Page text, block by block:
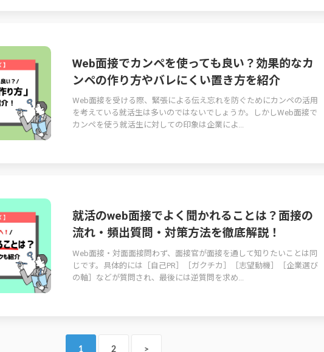
Web面接でカンペを使っても良い？効果的なカ
ンペの作り方やバレにくい置き方を紹介
Web面接を受ける際、緊張による伝え忘れを防ぐためにカンペの活用
を考えている就活生は多いのではないでしょうか。しかしWeb面接で
カンペを使う就活生に対しての印象は企業によ...
就活のweb面接でよく聞かれることは？面接の
流れ・頻出質問・対策方法を徹底解説！
Web面接・対面面接問わず、面接官が面接を通して知りたいことは同
じです。具体的には［自己PR］［ガクチカ］［志望動機］［企業選び
の軸］などが質問され、最後には逆質問を求め...
1 2 >